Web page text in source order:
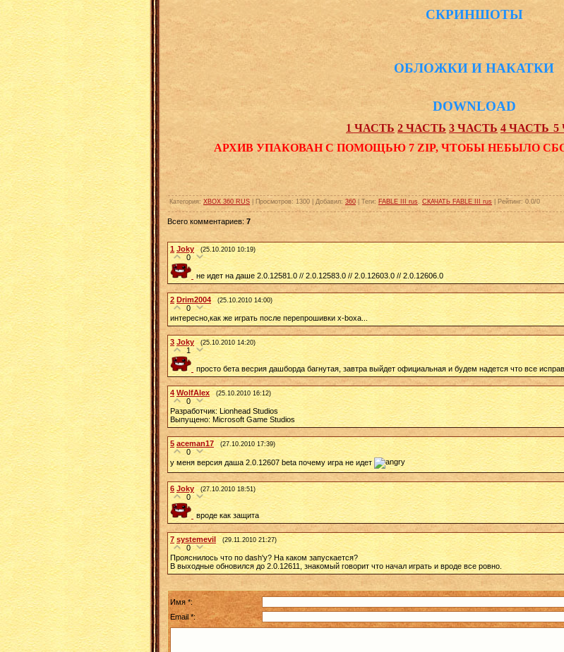
СКРИНШОТЫ
ОБЛОЖКИ И НАКАТКИ
DOWNLOAD
1 ЧАСТЬ 2 ЧАСТЬ 3 ЧАСТЬ 4 ЧАСТЬ 5
АРХИВ УПАКОВАН С ПОМОЩЬЮ 7 ZIP, ЧТОБЫ НЕБЫЛО
Категория: XBOX 360 RUS Просмотров: 1300 Добавил: 360 Теги: FABLE III rus СКАЧАТЬ FABLE III rus Рейтинг: 0.0/0
Всего комментариев:7
1 Joky (25.10.2010 10:19)
0
не идет на даше 2.0.12581.0 // 2.0.12583.0 // 2.0.12603.0 // 2.0.12606.0
2 Drim2004 (25.10.2010 14:00)
0
интересно,как же играть после перепрошивки x-boxа...
3 Joky (25.10.2010 14:20)
1
просто бета весрия дашборда багнутая, завтра выйдет официальная и будем надется что все
4 WolfAlex (25.10.2010 16:12)
0
Разработчик: Lionhead Studios
Выпущено: Microsoft Game Studios
5 aceman17 (27.10.2010 17:39)
0
у меня версия даша 2.0.12607 beta почему игра не идет
6 Joky (27.10.2010 18:51)
0
вроде как защита
7 systemevil (29.11.2010 21:27)
0
Прояснилось что по dash'у? На каком запускается?
В выходные обновился до 2.0.12611, знакомый говорит что начал играть и вроде все ровно.
Имя *:
Email *: